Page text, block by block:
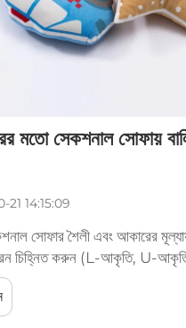
মতো সেকশনাল সোফায়
21 14:15:09
সোফার শৈলী এবং আকারের
চিহ্নিত করুন (L-আকৃতি, U-
সময় প্রথমে যা করতে হবে তা হল
সাথে কাজ করছি তা খুঁজে বার করা।